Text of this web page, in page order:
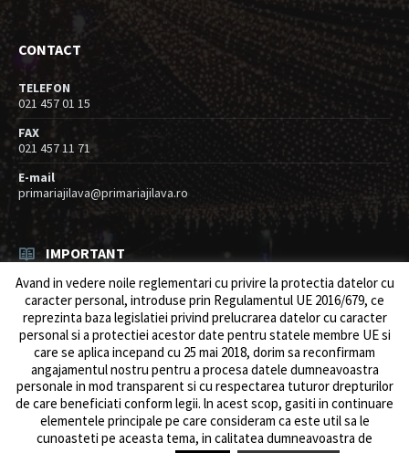
CONTACT
TELEFON
021 457 01 15
FAX
021 457 11 71
E-mail
primariajilava@primariajilava.ro
IMPORTANT
Rezultat concurs expert – proba scrisa
06/08/2026 inResurse umane / Achizitii
Anunt concurs
05/08/2026 Resurse umane / Achizitii
© 2026 Primăria Comunei Jilava. Dev byows.ro
Avand in vedere noile reglementari cu privire la protectia datelor cu
caracter personal, introduse prin Regulamentul UE 2016/679, ce
reprezinta baza legislatiei privind prelucrarea datelor cu caracter
personal si a protectiei acestor date pentru statele membre UE si
care se aplica incepand cu 25 mai 2018, dorim sa reconfirmam
angajamentul nostru pentru a procesa datele dumneavoastra
personale in mod transparent si cu respectarea tuturor drepturilor
de care beneficiati conform legii. ln acest scop, gasiti in continuare
elementele principale pe care consideram ca este util sa le
cunoasteti pe aceasta tema, in calitatea dumneavoastra de